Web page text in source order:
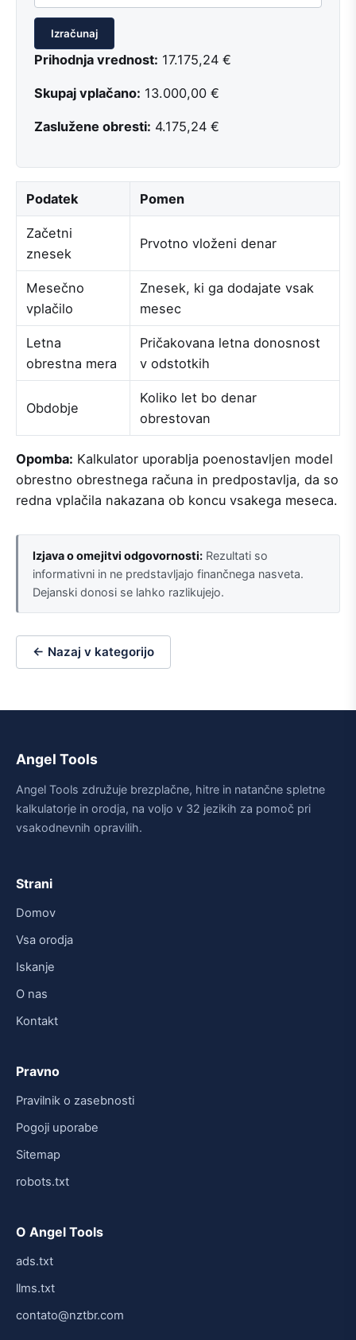
Izračunaj
Prihodnja vrednost: 17.175,24 €
Skupaj vplačano: 13.000,00 €
Zaslužene obresti: 4.175,24 €
Podatek Pomen
Začetni
znesek
Prvotno vloženi denar
Mesečno
vplačilo
Znesek, ki ga dodajate vsak
mesec
Letna
obrestna mera
Pričakovana letna donosnost
v odstotkih
Obdobje
Koliko let bo denar
obrestovan
Opomba: Kalkulator uporablja poenostavljen model
obrestno obrestnega računa in predpostavlja, da so
redna vplačila nakazana ob koncu vsakega meseca.
Izjava o omejitvi odgovornosti: Rezultati so
informativni in ne predstavljajo finančnega nasveta.
Dejanski donosi se lahko razlikujejo.
← Nazaj v kategorijo
Angel Tools
Angel Tools združuje brezplačne, hitre in natančne spletne
kalkulatorje in orodja, na voljo v 32 jezikih za pomoč pri
vsakodnevnih opravilih.
Strani
Domov
Vsa orodja
Iskanje
O nas
Kontakt
Pravno
Pravilnik o zasebnosti
Pogoji uporabe
Sitemap
robots.txt
O Angel Tools
ads.txt
llms.txt
contato@nztbr.com